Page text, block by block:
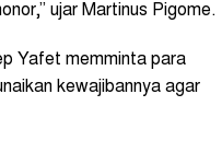
ujar Martinus Pigome.
Yafet memminta para
kewajibannya agar